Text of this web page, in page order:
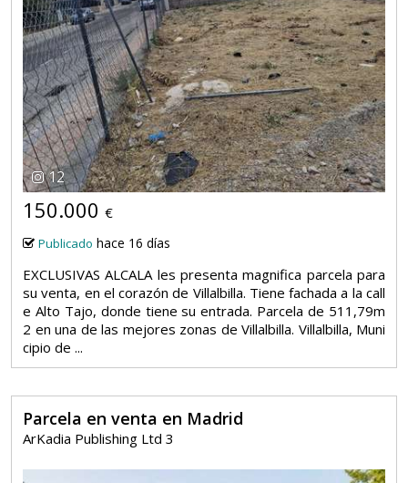
12
150.000 €
Publicado hace 16 días
EXCLUSIVAS ALCALA les presenta magnifica parcela para
su venta, en el corazón de Villalbilla. Tiene fachada a la call
e Alto Tajo, donde tiene su entrada. Parcela de 511,79m
2 en una de las mejores zonas de Villalbilla. Villalbilla, Muni
cipio de ...
Parcela en venta en Madrid
ArKadia Publishing Ltd 3